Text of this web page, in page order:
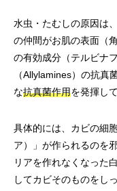
水虫・たむしの原因は
の仲間がお肌の表面（
の有効成分（テルビナ
（Allylamines）の抗真
な抗真菌作用を発揮し
具体的には、カビの細
ア）」が作られるのを
リアを作れなくなった
してカビそのものをし